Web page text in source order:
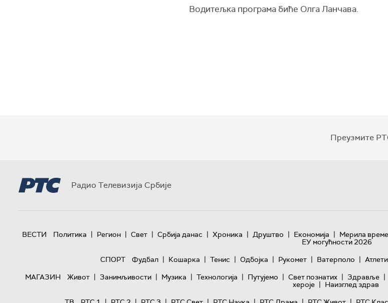
Водитељка програма биће Олга Ланчава.
Преузмите
Радио Телевизија Србије
ВЕСТИ Политика | Регион | Свет | Србија данас | Хроника | Друштво | Економија | Мерила
ЕУ могућности 2026
СПОРТ
Фудбал | Кошарка | Тенис | Одбојка | Рукомет | Ватерполо |
МАГАЗИН
Живот | Занимљивости | Музика | Технологијa | Путујемо | Свет познатих | Здравље |
хероје | Наизглед здрав